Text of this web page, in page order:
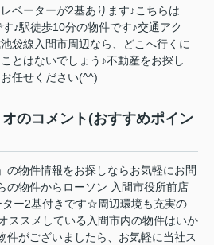
ベーターが2基あります♪こちらは
♪駅徒歩10分の物件です♪交通アク
袋線入間市周辺なら、どこへ行くに
とはないでしょう♪不動産をお探し
任せください(^^)
オのコメント(おすすめポイン
の物件情報をお探しならお気軽にお問
物件からローソン 入間市役所前店
ー2基付きです☆周辺環境も充実の
ススメしている入間市内の物件はいか
がございましたら、お気軽に当社ス